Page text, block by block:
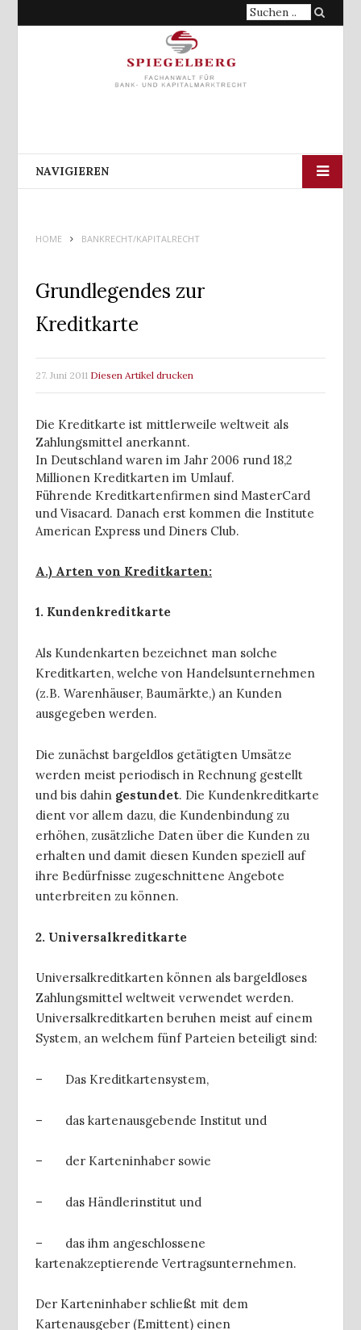
Suche
NAVIGIEREN
HOME BANKRECHT/KAPITALRECHT
Grundlegendes zur
Kreditkarte
27. Juni 2011 Diesen Artikel drucken
Die Kreditkarte ist mittlerweile weltweit als
Zahlungsmittel anerkannt.
In Deutschland waren im Jahr 2006 rund 18,2
Millionen Kreditkarten im Umlauf.
Führende Kreditkartenfirmen sind MasterCard
und Visacard. Danach erst kommen die Institute
American Express und Diners Club.
A.) Arten von Kreditkarten:
1. Kundenkreditkarte
Als Kundenkarten bezeichnet man solche
Kreditkarten, welche von Handelsunternehmen
(z.B. Warenhäuser, Baumärkte,) an Kunden
ausgegeben werden.
Die zunächst bargeldlos getätigten Umsätze
werden meist periodisch in Rechnung gestellt
und bis dahin gestundet. Die Kundenkreditkarte
dient vor allem dazu, die Kundenbindung zu
erhöhen, zusätzliche Daten über die Kunden zu
erhalten und damit diesen Kunden speziell auf
ihre Bedürfnisse zugeschnittene Angebote
unterbreiten zu können.
2. Universalkreditkarte
Universalkreditkarten können als bargeldloses
Zahlungsmittel weltweit verwendet werden.
Universalkreditkarten beruhen meist auf einem
System, an welchem fünf Parteien beteiligt sind:
– Das Kreditkartensystem,
– das kartenausgebende Institut und
– der Karteninhaber sowie
– das Händlerinstitut und
– das ihm angeschlossene
kartenakzeptierende Vertragsunternehmen.
Der Karteninhaber schließt mit dem
Kartenausgeber (Emittent) einen